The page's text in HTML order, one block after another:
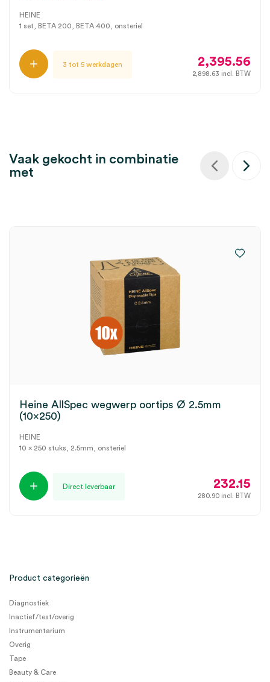
HEINE
1 set, BETA 200, BETA 400, onsteriel
3 tot 5 werkdagen 2,395.56
2,898.63 incl. BTW
Vaak gekocht in combinatie
met
Heine AllSpec wegwerp oortips Ø 2.5mm
(10×250)
HEINE
10 x 250 stuks, 2.5mm, onsteriel
Direct leverbaar 232.15
280.90 incl. BTW
Product categorieën
Diagnostiek
Inactief/test/overig
Instrumentarium
Overig
Tape
Beauty & Care